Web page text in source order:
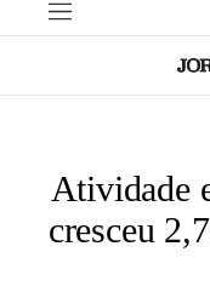
Atividade
cresceu